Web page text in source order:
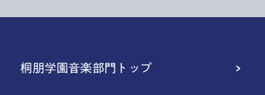
桐朋学園音楽部門トップ